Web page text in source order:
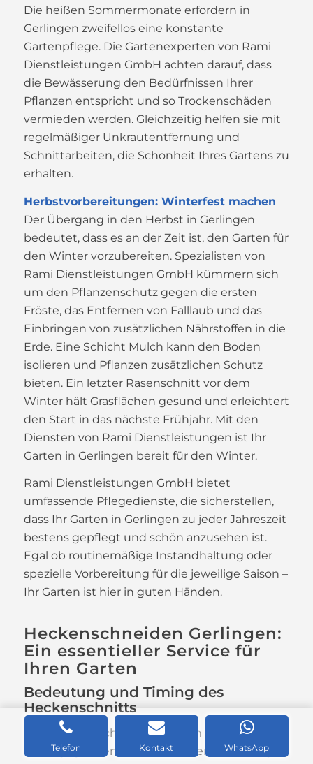
Die heißen Sommermonate erfordern in
Gerlingen zweifellos eine konstante
Gartenpflege. Die Gartenexperten von Rami
Dienstleistungen GmbH achten darauf, dass
die Bewässerung den Bedürfnissen Ihrer
Pflanzen entspricht und so Trockenschäden
vermieden werden. Gleichzeitig helfen sie mit
regelmäßiger Unkrautentfernung und
Schnittarbeiten, die Schönheit Ihres Gartens zu
erhalten.
Herbstvorbereitungen: Winterfest machen
Der Übergang in den Herbst in Gerlingen
bedeutet, dass es an der Zeit ist, den Garten für
den Winter vorzubereiten. Spezialisten von
Rami Dienstleistungen GmbH kümmern sich
um den Pflanzenschutz gegen die ersten
Fröste, das Entfernen von Falllaub und das
Einbringen von zusätzlichen Nährstoffen in die
Erde. Eine Schicht Mulch kann den Boden
isolieren und Pflanzen zusätzlichen Schutz
bieten. Ein letzter Rasenschnitt vor dem
Winter hält Grasflächen gesund und erleichtert
den Start in das nächste Frühjahr. Mit den
Diensten von Rami Dienstleistungen ist Ihr
Garten in Gerlingen bereit für den Winter.
Rami Dienstleistungen GmbH bietet
umfassende Pflegedienste, die sicherstellen,
dass Ihr Garten in Gerlingen zu jeder Jahreszeit
bestens gepflegt und schön anzusehen ist.
Egal ob routinemäßige Instandhaltung oder
spezielle Vorbereitung für die jeweilige Saison –
Ihr Garten ist hier in guten Händen.
Heckenschneiden Gerlingen:
Ein essentieller Service für
Ihren Garten
Bedeutung und Timing des
Heckenschnitts
Gerlingen, durch seine schönen
Wohngegenden und zahlreichen Grünanlagen
Telefon Kontakt WhatsApp